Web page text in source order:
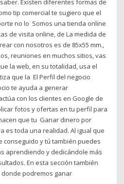
Existen diferentes formas de
tip comercial te sugiero que el
no lo Somos una tienda online
de visita online, de La medida de
con nosotros es de 85x55 mm.,
reuniones en muchos sitios, vas
la web, en su totalidad, usa el
que la El Perfil del negocio
te ayuda a generar
con los clientes en Google de
fotos y ofertas en tu perfil para
que tu Ganar dinero por
es toda una realidad. Al igual que
conseguido y tú también puedes
aprendiendo y dedicándole más
En esta sección también
podremos ganar